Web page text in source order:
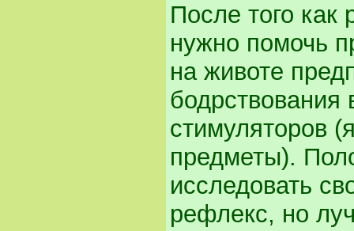
После того как
нужно помочь
на животе
бодрствования
стимуляторов
предметы).
исследовать
рефлекс, но